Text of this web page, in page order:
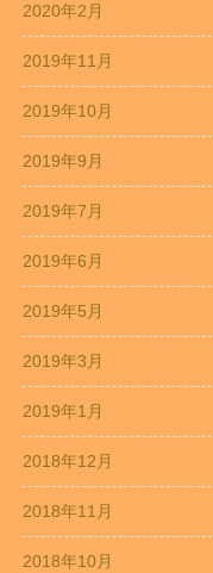
2020年2月
2019年11月
2019年10月
2019年9月
2019年7月
2019年6月
2019年5月
2019年3月
2019年1月
2018年12月
2018年11月
2018年10月